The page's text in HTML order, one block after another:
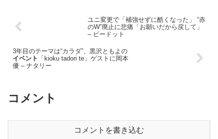
ユニ変更で「補強せずに酷くなった」 “赤
のW”廃止に悲痛「お願いだから戻して」
– ビードット
3年目のテーマは“カラダ”、黒沢ともよの
イベント 「kioku tadori te」ゲストに岡本
優 – ナタリー
コメント
コメントを書き込む